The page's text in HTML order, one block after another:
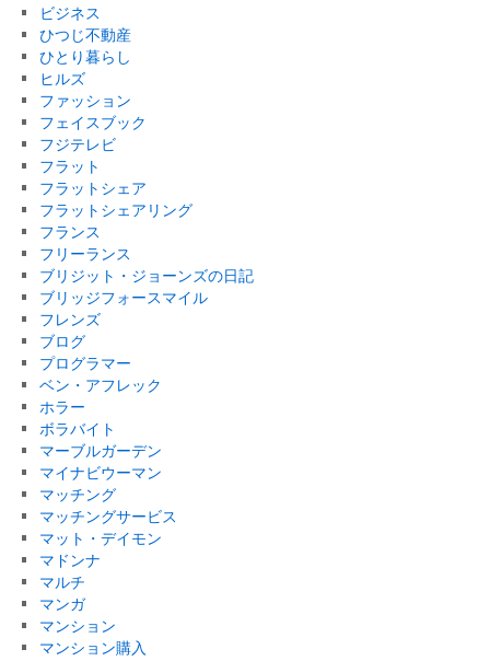
ビジネス
ひつじ不動産
ひとり暮らし
ヒルズ
ファッション
フェイスブック
フジテレビ
フラット
フラットシェア
フラットシェアリング
フランス
フリーランス
ブリジット・ジョーンズの日記
ブリッジフォースマイル
フレンズ
ブログ
プログラマー
ベン・アフレック
ホラー
ボラバイト
マーブルガーデン
マイナビウーマン
マッチング
マッチングサービス
マット・デイモン
マドンナ
マルチ
マンガ
マンション
マンション購入